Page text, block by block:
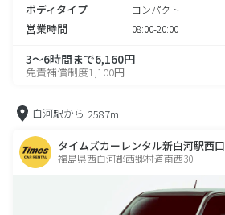
ボディタイプ コンパクト
営業時間 08:00-20:00
3～6時間まで6,160円
免責補償制度1,100円
白河駅から 2587m
タイムズカーレンタル新白河駅西口
福島県西白河郡西郷村道南西30